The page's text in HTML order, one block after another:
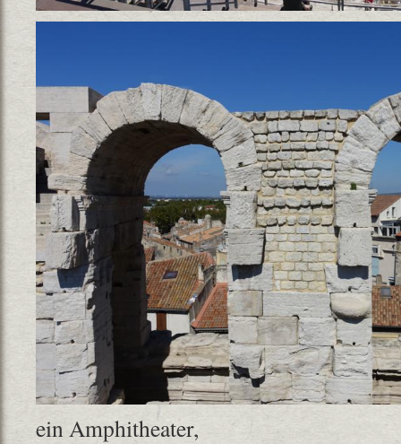
ein Amphitheater,